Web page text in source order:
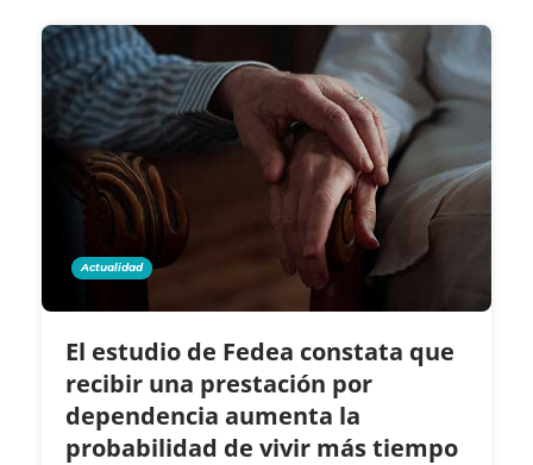
Actualidad
El estudio de Fedea constata que
recibir una prestación por
dependencia aumenta la
probabilidad de vivir más tiempo